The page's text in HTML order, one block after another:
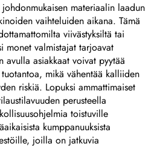
materiaalin laadun
vaihteluiden aikana. Tämä
viivästyksiltä tai
monet valmistajat tarjoavat
asiakkaat voivat pyytää
mikä vähentää kalliiden
riskiä. Lopuksi ammattimaiset
perusteella
toistuville
kumppanuuksista
joilla on jatkuvia